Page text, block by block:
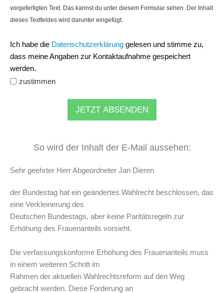
vorgefertigten Text. Das kannst du unter diesem Formular sehen. Der Inhalt
dieses Textfeldes wird darunter eingefügt.
Ich habe die Datenschutzerklärung gelesen und stimme zu,
dass meine Angaben zur Kontaktaufnahme gespeichert
werden.
zustimmen
JETZT ABSENDEN
So wird der Inhalt der E-Mail aussehen:
Sehr geehrter Herr Abgeordneter Jan Dieren
der Bundestag hat ein geändertes Wahlrecht beschlossen, das
eine Verkleinerung des
Deutschen Bundestags, aber keine Paritätsregeln zur
Erhöhung des Frauenanteils vorsieht.
Die verfassungskonforme Erhöhung des Frauenanteils muss
in einem weiteren Schritt im
Rahmen der aktuellen Wahlrechtsreform auf den Weg
gebracht werden. Diese Forderung an